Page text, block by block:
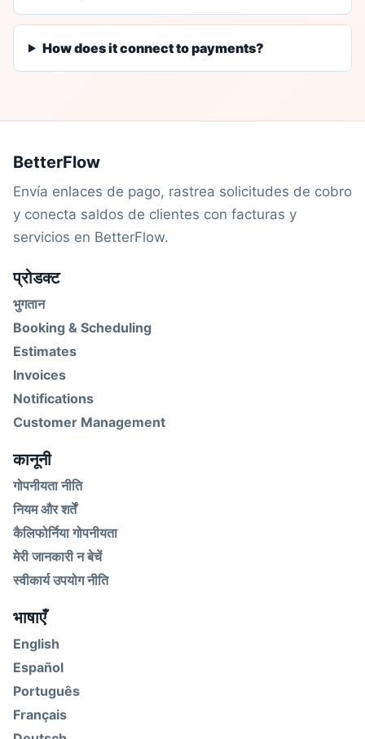
How does it connect to payments?
BetterFlow
Envía enlaces de pago, rastrea solicitudes de cobro
y conecta saldos de clientes con facturas y
servicios en BetterFlow.
प्रोडक्ट
भुगतान
Booking & Scheduling
Estimates
Invoices
Notifications
Customer Management
कानूनी
गोपनीयता नीति
नियम और शर्तें
कैलिफोर्निया गोपनीयता
मेरी जानकारी न बेचें
स्वीकार्य उपयोग नीति
भाषाएँ
English
Español
Português
Français